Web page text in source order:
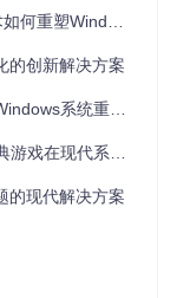
平均80ms降至1
应灵敏度提升3
。
用频率，将不活
老游戏体验
的创新解决方案
新生的兼容性神器
系统的体验升级
的现代解决方案